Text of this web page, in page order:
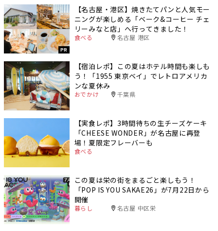
PR
【名古屋・港区】焼きたてパンと人気モー
ニングが楽しめる「ベーク&コーヒー チェ
リーみなと店」へ行ってきました！
食べる 名古屋 港区
【宿泊レポ】この夏はホテル時間も楽しも
う！「1955 東京ベイ」でレトロアメリカ
ンな夏休み
おでかけ 千葉県
【実食レポ】3時間待ちの生チーズケーキ
「CHEESE WONDER」が名古屋に再登
場！夏限定フレーバーも
食べる
この夏は栄の街をまるごと楽しもう！
「POP IS YOU SAKAE26」が7月22日から
開催
暮らし 名古屋 中区栄